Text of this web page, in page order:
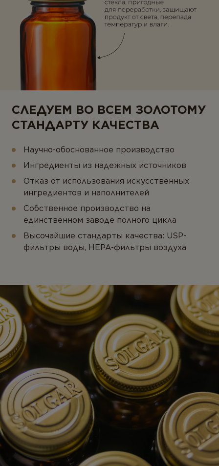
СЛЕДУЕМ ВО ВСЕМ ЗОЛОТОМУ
СТАНДАРТУ КАЧЕСТВА
Научно-обоснованное производство
Ингредиенты из надежных источников
Отказ от использования искусственных
ингредиентов и наполнителей
Собственное производство на
единственном заводе полного цикла
Высочайшие стандарты качества: USP-
фильтры воды, HEPA-фильтры воздуха